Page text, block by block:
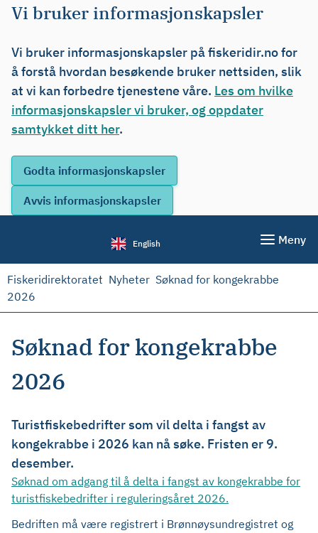
Vi bruker informasjonskapsler
Vi bruker informasjonskapsler på fiskeridir.no for
å forstå hvordan besøkende bruker nettsiden, slik
at vi kan forbedre tjenestene våre. Les om hvilke
informasjonskapsler vi bruker, og oppdater
samtykket ditt her.
English Meny
Fiskeridirektoratet Nyheter Søknad for kongekrabbe
2026
Søknad for kongekrabbe
2026
Turistfiskebedrifter som vil delta i fangst av
kongekrabbe i 2026 kan nå søke. Fristen er 9.
desember.
Søknad om adgang til å delta i fangst av kongekrabbe for
turistfiskebedrifter i reguleringsåret 2026.
Bedriften må være registrert i Brønnøysundregistret og